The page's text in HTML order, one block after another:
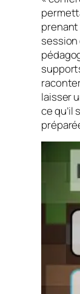
laisser
ce qu’il